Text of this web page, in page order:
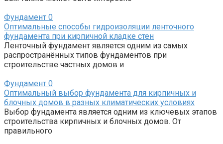
Фундамент 0
Оптимальные способы гидроизоляции ленточного
фундамента при кирпичной кладке стен
Ленточный фундамент является одним из самых
распространённых типов фундаментов при
строительстве частных домов и
Фундамент 0
Оптимальный выбор фундамента для кирпичных и
блочных домов в разных климатических условиях
Выбор фундамента является одним из ключевых этапов
строительства кирпичных и блочных домов. От
правильного